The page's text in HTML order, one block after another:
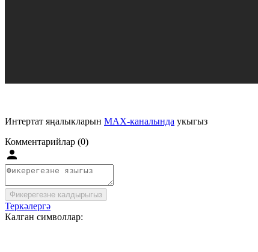
Интертат яңалыкларын MAX-каналында укыгыз
Комментарийлар (0)
Фикерегезне калдырыгыз
Теркәлергә
Калган символлар: